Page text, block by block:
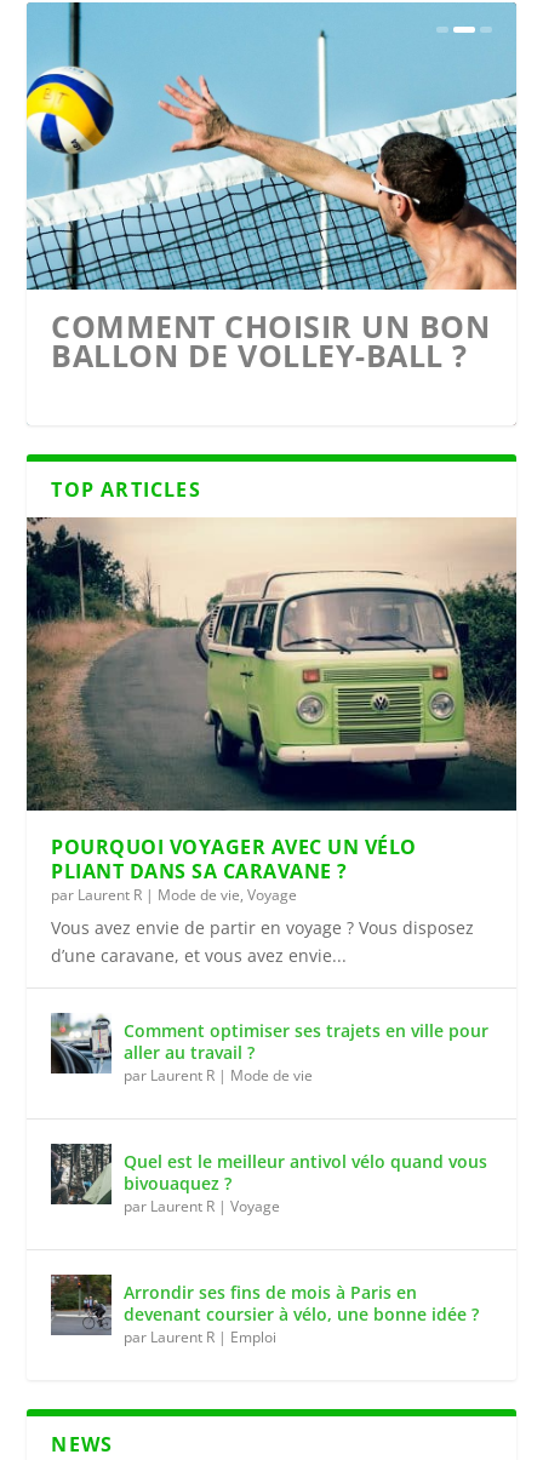
LES CIRCUITS DE VOITURE
ÉLECTRIQUE, TOUJOURS LE
3 JOURS À GENÈVE : QUE
VISITER SI L’ON AIME LE
TOP ARTICLES
POURQUOI VOYAGER AVEC UN VÉLO
PLIANT DANS SA CARAVANE ?
par Laurent R | Mode de vie,Voyage
Vous avez envie de partir en voyage ? Vous disposez
d’une caravane, et vous avez envie...
Comment optimiser ses trajets en ville pour
aller au travail ?
par Laurent R | Mode de vie
Quel est le meilleur antivol vélo quand vous
bivouaquez ?
par Laurent R |Voyage
Arrondir ses fins de mois à Paris en
devenant coursier à vélo, une bonne idée ?
par Laurent R | Emploi
NEWS